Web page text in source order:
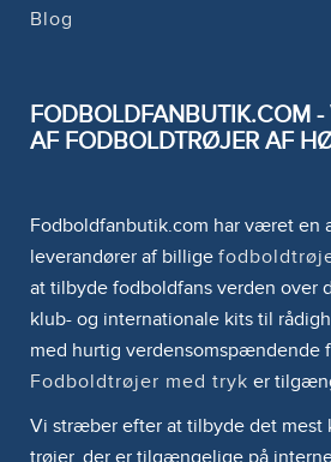
Blog
FODBOLDFANBUTIK.COM -
AF FODBOLDTRØJER AF
Fodboldfanbutik.com har været en
leverandører af billige
at tilbyde fodboldfans verden over
klub- og internationale kits til
med hurtig verdensomspændende
Fodboldtrøjer med tryk er
Vi stræber efter at tilbyde det mest
trøjer, der er tilgængelige på